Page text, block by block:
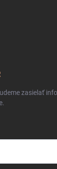
zasielať